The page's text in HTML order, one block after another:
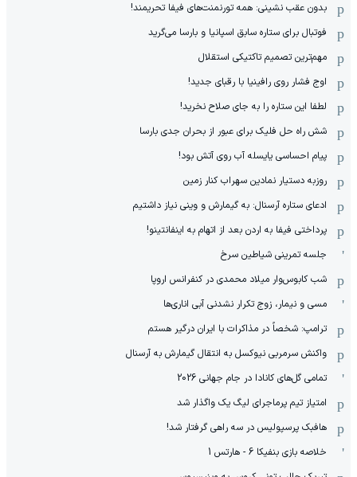
بدون عقب نشینی: همه تورنمنت‌های فیفا تحریمند!
فوتبال برای ستاره سابق اسپانیا و بارسا می‌گرید
مهم‌ترین تصمیم تاکتیکی استقلال
اوج فشار روی رافینیا با رقبای جدید!
لطفا این ستاره را به جای صلاح نخرید!
شش راه حل فلیک برای عبور از بحران جدی بارسا
پیام احساسی یایسله آب روی آتش بود!
روزبه دستیار نمادین سهراب کنار زمین
ادعای ستاره آرسنال: به گیمارش و وینی نیاز داشتیم
پرداختی فیفا به اردن بعد از اتهام به اینفانتینو!
جلسه تمرینی شیاطین سرخ
شب کابوس‌وار میلاد محمدی در کنفرانس اروپا
مسی و نیمار، زوج تکرار نشدنی آبی اناری‌ها
ترامپ: شخصاً در مذاکرات با ایران درگیر هستم
واکنش سرمربی نیوکسل به انتقال گیمارش به آرسنال
تمامی گل‌های کانادا در جام جهانی 2026
امتیاز تیم پرماجرای لیگ یک واگذار شد
هافبک پرسپولیس در سه راهی گرفتار شد!
خلاصه بازی بنفیکا 6 - هارتس 1